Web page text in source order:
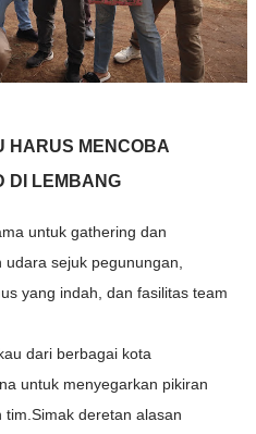
HARUS MENCOBA
DI LEMBANG
untuk gathering dan
sejuk pegunungan,
yang indah, dan fasilitas team
dari berbagai kota
untuk menyegarkan pikiran
deretan alasan